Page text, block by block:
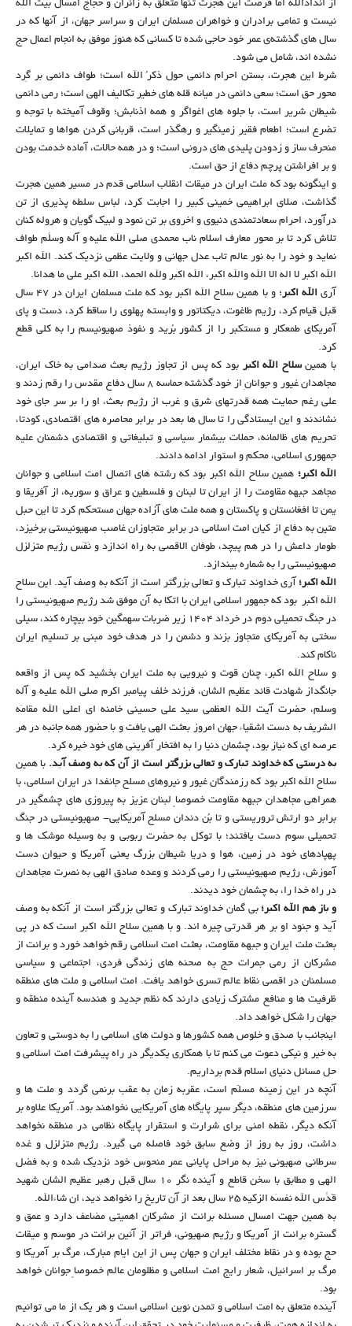
از اندادُالله اما فرصت این هجرت تنها متعلق به زائران و حجاج امسال بیت الله
نیست و تمامی برادران و خواهران مسلمان ایران و سراسر جهان، از آنها که در
سال های گذشته‌ی عمر خود حاجی شده تا کسانی که هنوز موفق به انجام اعمال حج
نشده اند، شامل می شود.
شرط این هجرت، بستن احرام دائمی حول ذکرُ الله است؛ طواف دائمی بر گِرد
محور حق است؛ سعی دائمی در میانه قله های خطیر تکالیف الهی است؛ رمی دائمی
شیطان شریر است، با جلوه های اغواگر و همه اذنابش؛ وقوف آمیخته با توجه و
تضرع است؛ اطعام فقیرِ زمینگیر و رهگذر است، قربانی کردن هواها و تمایلات
منحرف ساز و زدودن پلیدی های درونی است؛ و در همه حالات، آماده خدمت بودن
و بر افراشتن پرچم دفاع از حق است.
و اینگونه بود که ملت ایران در میقات انقلاب اسلامی قدم در مسیر همین هجرت
گذاشت، صلای ابراهیمی خمینی کبیر را اجابت کرد، لباس سلطه پذیری از تن
درآورد، احرام سعادتمندی دنیوی و اخروی بر تن نمود و لبیک گویان و هروله کنان
تلاش کرد تا بر محور معارف اسلام ناب محمدی صلی الله علیه و آله وسلًّم طواف
نماید و خود را به نور عالم تاب عدل جهانی و ولایت عظمی نزدیک کند. الله اکبر
الله اکبر لا اله الا الله والله اکبر، الله اکبر ولله الحمد، الله اکبر علی ما هدانا.
آریالله اکبر
؛ و با همین سلاح الله اکبر بود که ملت مسلمان ایران در ۴۷ سال
قبل قیام کرد، رژیم طاغوت، دیکتاتور و وابسته پهلوی را ساقط کرد، دست و پای
آمریکای طمعکار و مستکبر را از کشور بُرید و نفوذ صهیونیسم را به کلی قطع
کرد.
با همینسلاح الله اکبر
بود که پس از تجاوز رژیم بعث صدامی به خاک ایران،
مجاهدان غیور و جوانانِ از خود گذشته حماسه ۸ سال دفاع مقدس را رقم زدند و
علی رغم حمایت همه قدرتهای شرق و غرب از رژیم بعث، او را بر سر جای خود
نشاندند و این ایستادگی را تا سال ها بعد در برابر محاصره های اقتصادی، کودتا،
تحریم های ظالمانه، حملات بیشمار سیاسی و تبلیغاتی و اقتصادی دشمنان علیه
جمهوری اسلامی، محکم و استوار ادامه دادند.
الله اکبر؛ همین سلاح الله اکبر بود که رشته های اتصال امت اسلامی و جوانان
مجاهد جبهه مقاومت را از ایران تا لبنان و فلسطین و عراق و سوریه، از آفریقا و
یمن تا افغانستان و پاکستان و همه ملت های آزاده جهان مستحکم کرد تا این حبل
متین به دفاع از کیان امت اسلامی در برابر متجاوزان غاصب صهیونیستی برخیزد،
طومار داعش را در هم پیچد، طوفان الاقصی به راه اندازد و نَفَس رژیم متزلزل
صهیونیستی را به شماره بیندازد.
الله اکبر؛ آری خداوند تبارک و تعالی بزرگتر است از آنکه به وصف آید. این سلاح
الله اکبر بود که جمهور اسلامی ایران با اتکا به آن موفق شد رژیم صهیونیستی را
در جنگ تحمیلی دوم در خرداد ۱۴۰۴ زیر ضربات سهمگین خود بیچاره کند، سیلی
سختی به آمریکای متجاوز بزند و دشمن را در هدف خود مبنی بر تسلیم ایران
ناکام کند.
و سلاح الله اکبر، چنان قوت و نیرویی به ملت ایران بخشید که پس از واقعه
جانگداز شهادت قائد عظیم الشان، فرزند خلف پیامبر اکرم صلی الله علیه و آله
وسلم، حضرت آیت الله العظمی سید علی حسینی خامنه ای اعلی الله مقامَه
الشریف به دست اشقیاء جهان امروز بعثت الهی یافت و با حضور همه جانبه در هر
عرصه ای که نیاز بود، چشمان دنیا را به افتخار آفرینی های خود خیره کرد.
به درستی که خداوند تبارک و تعالی بزرگتر است از آن که به وصف آید. با همین
سلاح الله اکبر بود که رزمندگان غیور و نیروهای مسلح جانفدا در ایران اسلامی، با
همراهی مجاهدان جبهه مقاومت خصوصاً لبنان عزیز به پیروزی های چشمگیر در
برابر دو ارتش تروریستی و تا بُن دندان مسلح آمریکایی- صهیونیستی در جنگ
تحمیلی سوم دست یافتند؛ با توکل به حضرت ربوبی و به وسیله موشک ها و
پهپادهای خود در زمین، هوا و دریا شیطان بزرگ یعنی آمریکا و حیوان دست
آموزش، رژیم صهیونیستی را رمی کردند و وعده صادق الهی به نصرت مجاهدان
در راه خدا را، به چشمان خود دیدند.
و باز هم الله اکبر؛ بی گمان خداوند تبارک و تعالی بزرگتر است از آنکه به وصف
آید و جنود او بر هر قدرتی چیره اند. و با همین سلاح الله اکبر است که در پی
بعثت ملت ایران و جبهه مقاومت، بعثت امت اسلامی رقم خواهد خورد و برائت از
مشرکان از رمی جمرات حج به صحنه های زندگی فردی، اجتماعی و سیاسی
مسلمنان در اقصی نقاط عالم تسری خواهد یافت. امت اسلامی و ملت های منطقه
ظرفیت ها و منافع مشترک زیادی دارند که نظم جدید و هندسه آینده منطقه و
جهان را شکل خواهد داد.
اینجانب با صدق و خلوص همه کشورها و دولت های اسلامی را به دوستی و تعاون
به خیر و نیکی دعوت می کنم تا با همکاری یکدیگر در راه پیشرفت امت اسلامی و
حل مسائل دنیای اسلام قدم برداریم.
آنچه در این زمینه مسلّم است، عقربه زمان به عقب برنمی گردد و ملت ها و
سرزمین های منطقه، دیگر سپر پایگاه های آمریکایی نخواهند بود. آمریکا علاوه بر
آنکه دیگر، نقطه امنی برای شرارت و استقرار پایگاه نظامی در منطقه نخواهد
داشت، روز به روز از وضع سابق خود فاصله می گیرد. رژیم متزلزل و غده
سرطانی صهیونی نیز به مراحل پایانی عمر منحوس خود نزدیک شده و به فضل
الهی و مطابق با سخن قاطع و آینده نگر ۱۰ سال قبل رهبر عظیم الشان شهید
قَدّس اللهُ نفسَه الزکیه ۲۵ سال بعد از آن تاریخ را نخواهد دید، ان شاءالله.
به همین جهت امسال مسئله برائت از مشرکان اهمیتی مضاعف دارد و عمق و
گستره برائت از آمریکا و رژیم صهیونی، فراتر از آئین برائت در موسم و میقات
حج بوده و در نقاط مختلف ایران و جهان پس از این ایام مبارک، مرگ بر آمریکا و
مرگ بر اسرائیل، شعار رایج امت اسلامی و مظلومان عالم خصوصاً جوانان خواهد
بود.
آینده متعلق به امت اسلامی و تمدن نوین اسلامی است و هر یک از ما می توانیم